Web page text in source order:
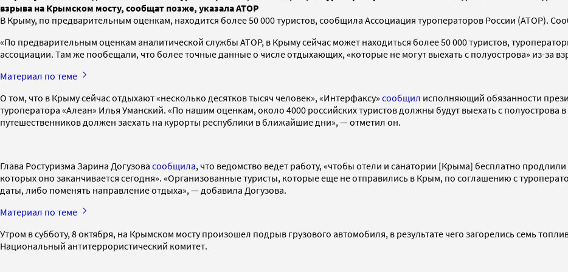
взрыва на Крымском мосту, сообщат позже, указала АТОР
В Крыму, по предварительным оценкам, находится более 50 000 туристов, сообщила Ассоциация туроператоров России (АТОР).
«По предварительным оценкам аналитической службы АТОР, в Крыму сейчас может находиться более 50 000 туристов,
ассоциации. Там же пообещали, что более точные данные о числе отдыхающих, «которые не могут выехать с полуострова» из-за
Материал по теме
О том, что в Крыму сейчас отдыхают «несколько десятков тысяч человек», «Интерфаксу» сообщил исполняющий обязанности
туроператора «Алеан» Илья Уманский. «По нашим оценкам, около 4000 российских туристов должны будут выехать с
путешественников должен заехать на курорты республики в ближайшие дни», — отметил он.
Глава Ростуризма Зарина Догузова сообщила, что ведомство ведет работу, «чтобы отели и санатории [Крыма] бесплатно
которых оно заканчивается сегодня». «Организованные туристы, которые еще не отправились в Крым, по соглашению с
даты, либо поменять направление отдыха», — добавила Догузова.
Материал по теме
Утром в субботу, 8 октября, на Крымском мосту произошел подрыв грузового автомобиля, в результате чего загорелись семь
Национальный антитеррористический комитет.